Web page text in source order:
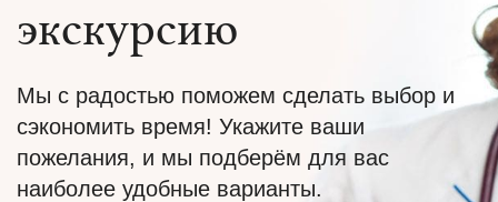
экскурсию
Мы с радостью поможем сделать выбор и
сэкономить время! Укажите ваши
пожелания, и мы подберём для вас
наиболее удобные варианты.